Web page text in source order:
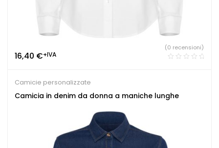
16,40 €+IVA
(0 recensioni)
Camicie personalizzate
Camicia in denim da donna a maniche lunghe